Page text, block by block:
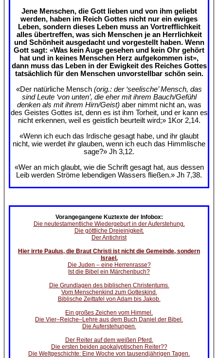
Jene Menschen, die Gott lieben und von ihm geliebt
werden, haben im Reich Gottes nicht nur ein ewiges
Leben, sondern dieses Leben muss an Vortrefflichkeit
alles übertreffen, was sich Menschen je an Herrlichkeit
und Schönheit ausgedacht und vorgestellt haben. Wenn
Gott sagt: «Was kein Auge gesehen und kein Ohr gehört
hat und in keines Menschen Herz aufgekommen ist»,
dann muss das Leben in der Ewigkeit des Reiches Gottes
tatsächlich für den Menschen unvorstellbar schön sein.
«Der natürliche Mensch (orig.: der ‘seelische’ Mensch, das
sind Leute ‘von unten’, die eher mit ihrem Bauch/Gefühl
denken als mit ihrem Hirn/Geist) aber nimmt nicht an, was
des Geistes Gottes ist, denn es ist ihm Torheit, und er kann es
nicht erkennen, weil es geistlich beurteilt wird;» 1Kor 2,14.
«Wenn ich euch das Irdische gesagt habe, und ihr glaubt
nicht, wie werdet ihr glauben, wenn ich euch das Himmlische
sage?» Jh 3,12.
«Wer an mich glaubt, wie die Schrift gesagt hat, aus dessen
Leib werden Ströme lebendigen Wassers fließen.» Jh 7,38.
Vorangegangene Kuztexte der Infobox:
Die neutestamentliche Wiedergeburt in der Auferstehung.
Die göttliche Dreieinigkeit.
Der Antichrist
Hier irrte Paulus, die Braut Christi ist nicht die Gemeinde, sondern
Israel.
Die Juden – eine Herrenrasse?
Ist die Bibel ein Märchenbuch?
Die Grundlagen des biblischen Christentums.
Vom Menschenkind zum Gotteskind.
Biblische Zeittafel von Adam bis Jakob.
Ein großes Zeichen vom Himmel.
Die Vier–Reiche–Lehre aus dem Buch Daniel der Bibel.
Die Auferstehungen.
Der Reiter auf dem weißen Pferd.
Die ersten beiden apokalyptischen Reiter??
Die Weltgeschichte: Eine Woche von tausendjährigen Tagen.